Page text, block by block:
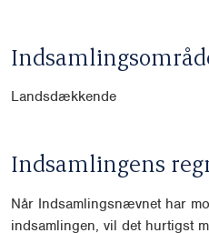
Landsdækkende
Indsamlingens
Når Indsamlingsnævnet har
indsamlingen, vil det hurtigst